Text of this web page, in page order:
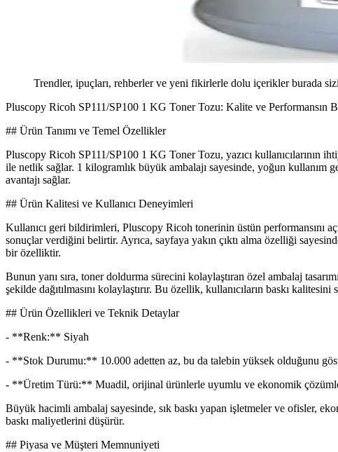
Trendler, ipuçları, rehberler ve yeni fikirlerle dolu içerikler burada
Pluscopy Ricoh SP111/SP100 1 KG Toner Tozu: Kalite ve Performansın
## Ürün Tanımı ve Temel Özellikler
Pluscopy Ricoh SP111/SP100 1 KG Toner Tozu, yazıcı
ile netlik sağlar. 1 kilogramlık büyük ambalajı sayesinde, yoğun
avantajı sağlar.
## Ürün Kalitesi ve Kullanıcı Deneyimleri
Kullanıcı geri bildirimleri, Pluscopy Ricoh tonerinin üstün performansını
sonuçlar verdiğini belirtir. Ayrıca, sayfaya yakın çıktı alma özelliği
bir özelliktir.
Bunun yanı sıra, toner doldurma sürecini kolaylaştıran özel ambalaj
şekilde dağıtılmasını kolaylaştırır. Bu özellik, kullanıcıların baskı
## Ürün Özellikleri ve Teknik Detaylar
- **Renk:** Siyah
- **Stok Durumu:** 10.000 adetten az, bu da talebin yüksek olduğunu
- **Üretim Türü:** Muadil, orijinal ürünlerle uyumlu ve ekonomik
Büyük hacimli ambalaj sayesinde, sık baskı yapan işletmeler ve ofisler,
baskı maliyetlerini düşürür.
## Piyasa ve Müşteri Memnuniyeti